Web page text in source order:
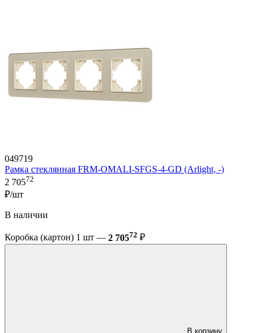
049719
Рамка стеклянная FRM-OMALI-SFGS-4-GD (Arlight, -)
2 70572
₽/шт
В наличии
Коробка (картон) 1 шт — 2 70572 ₽
В корзину